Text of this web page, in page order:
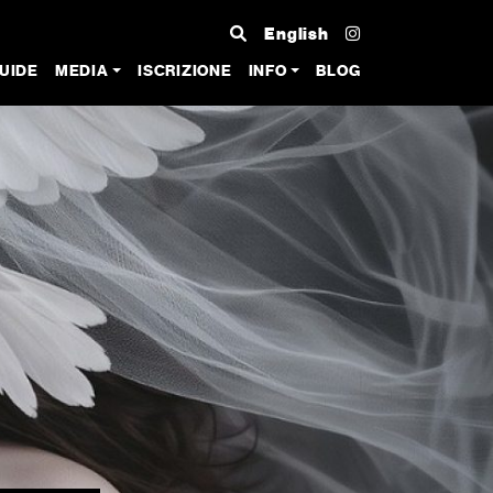
English
MEDIA ISCRIZIONE INFO BLOG